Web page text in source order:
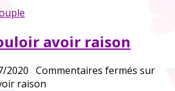
avoir raison
2020 Commentaires fermés sur
raison